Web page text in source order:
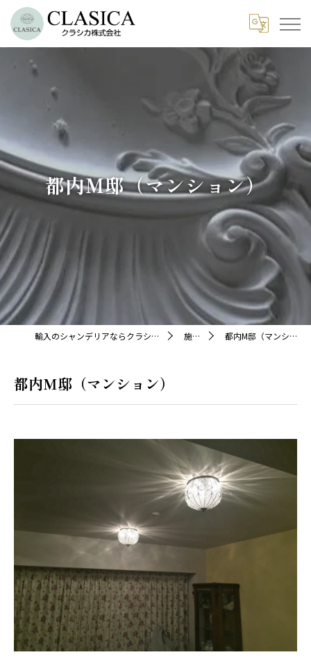
都内M邸（マンション）
輸入のシャンデリアならクラシカ株式会社 施工例 都内M邸（マンション）
都内M邸（マンション）